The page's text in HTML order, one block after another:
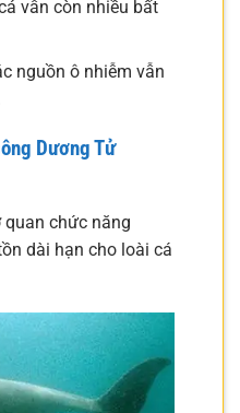
vẫn còn nhiều bất
nguồn ô nhiễm vẫn
Dương Tử
quan chức năng
dài hạn cho loài cá